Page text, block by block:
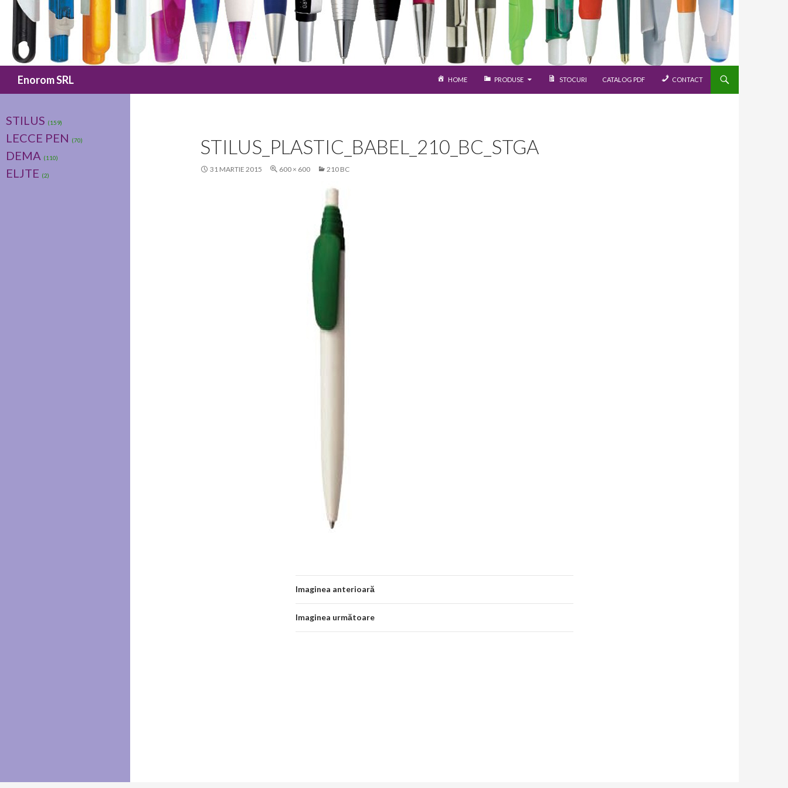
Enorom SRL
HOME
PRODUSE STOCURI CATALOG PDF CONTACT
STILUS_PLASTIC_BABEL_210_BC_STGA
31 MARTIE 2015 600 × 600 210 BC
Imaginea anterioară
Imaginea următoare
STILUS (159)
LECCE PEN (70)
DEMA (110)
ELJTE (2)